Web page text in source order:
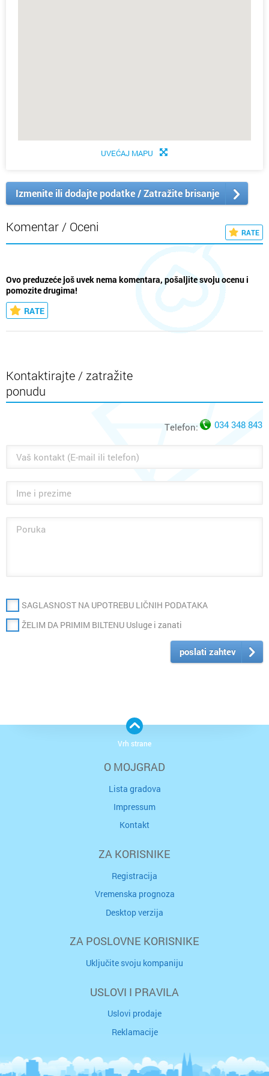
UVEĆAJ MAPU
Izmenite ili dodajte podatke / Zatražite brisanje
Komentar / Oceni RATE
Ovo preduzeće još uvek nema komentara, pošaljite svoju ocenu i
pomozite drugima!
RATE
Kontaktirajte / zatražite
ponudu
Telefon: 034 348 843
SAGLASNOST NA UPOTREBU LIČNIH PODATAKA
ŽELIM DA PRIMIM BILTENU Usluge i zanati
poslati zahtev
O MOJGRAD
Lista gradova
Impressum
Kontakt
ZA KORISNIKE
Registracija
Vremenska prognoza
Desktop verzija
ZA POSLOVNE KORISNIKE
Uključite svoju kompaniju
USLOVI I PRAVILA
Uslovi prodaje
Reklamacije
Vrh strane